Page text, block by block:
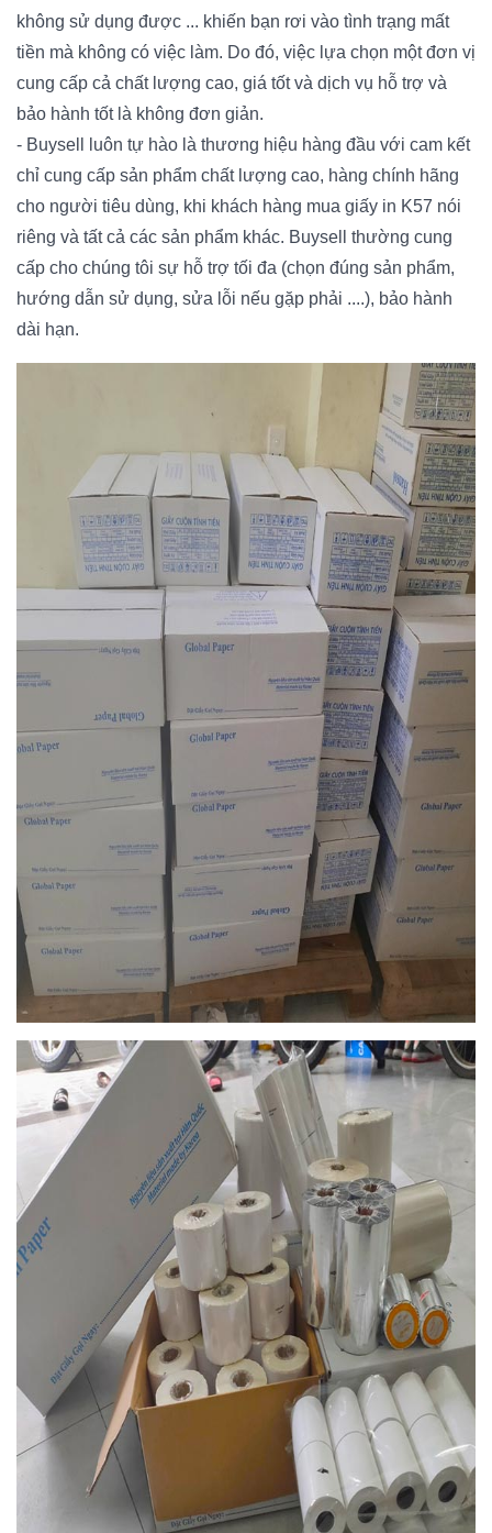
không sử dụng được ... khiến bạn rơi vào tình trạng mất
tiền mà không có việc làm. Do đó, việc lựa chọn một đơn vị
cung cấp cả chất lượng cao, giá tốt và dịch vụ hỗ trợ và
bảo hành tốt là không đơn giản.
- Buysell luôn tự hào là thương hiệu hàng đầu với cam kết
chỉ cung cấp sản phẩm chất lượng cao, hàng chính hãng
cho người tiêu dùng, khi khách hàng mua giấy in K57 nói
riêng và tất cả các sản phẩm khác. Buysell thường cung
cấp cho chúng tôi sự hỗ trợ tối đa (chọn đúng sản phẩm,
hướng dẫn sử dụng, sửa lỗi nếu gặp phải ....), bảo hành
dài hạn.